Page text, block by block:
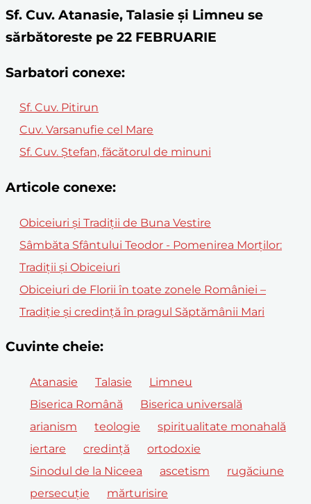
Sf. Cuv. Atanasie, Talasie şi Limneu se
sărbătoreste pe 22 FEBRUARIE
Sarbatori conexe:
Sf. Cuv. Pitirun
Cuv. Varsanufie cel Mare
Sf. Cuv. Ştefan, făcătorul de minuni
Articole conexe:
Obiceiuri și Tradiții de Buna Vestire
Sâmbăta Sfântului Teodor - Pomenirea Morților:
Tradiții și Obiceiuri
Obiceiuri de Florii în toate zonele României –
Tradiție și credință în pragul Săptămânii Mari
Cuvinte cheie:
Atanasie Talasie
Limneu
Biserica Română
Biserica universală
arianism
teologie
spiritualitate monahală
iertare
credință
ortodoxie
Sinodul de la Niceea
ascetism
rugăciune
persecuție
mărturisire